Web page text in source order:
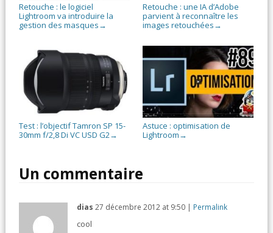
Retouche : le logiciel
Lightroom va introduire la
gestion des masques →
Retouche : une IA d’Adobe
parvient à reconnaître les
images retouchées →
Test : l’objectif Tamron SP 15-
30mm f/2,8 Di VC USD G2→
Astuce : optimisation de
Lightroom →
Un commentaire
dias 27 décembre 2012 at 9:50 | Permalink
cool